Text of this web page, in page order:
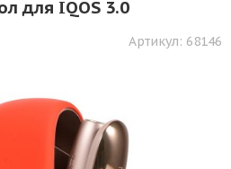
для IQOS 3.0
Артикул: 68146